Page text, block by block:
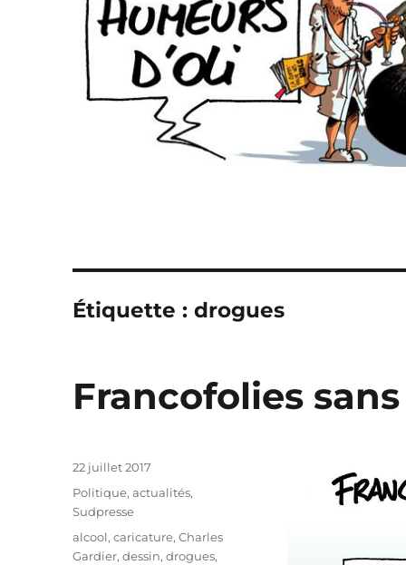
Étiquette :drogues
Francofolies
Publié
22 juillet 2017
Catégories
Politique, actualités,
Sudpresse
Étiquettes
alcool,caricature,Charles
Gardier,dessin,drogues,